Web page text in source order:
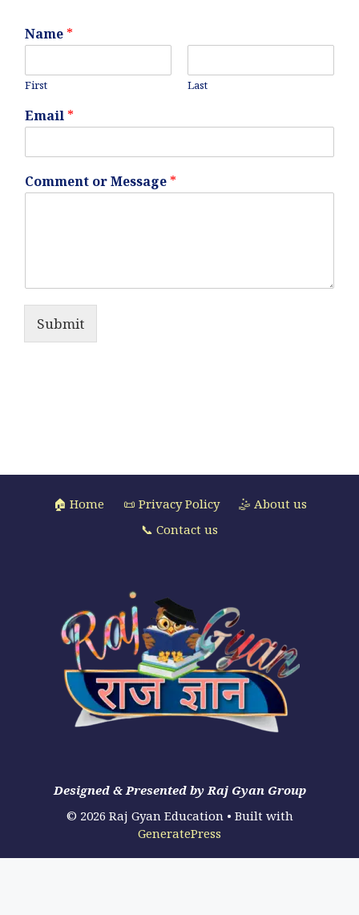
Name *
First Last
Email *
Comment or Message *
Submit
🏠 Home 📜 Privacy Policy
🤹 About us
📞 Contact us
Designed & Presented by Raj Gyan Group
© 2026 Raj Gyan Education • Built with
GeneratePress